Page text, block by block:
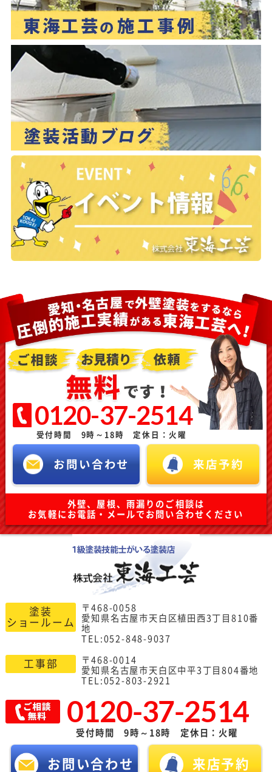
0120-37-2514
受付時間 9時～18時 定休日：火曜
お問い合わせ 来店予約
外壁、屋根、雨漏りのご相談は
お気軽にお電話・メールでお問い合わせください
塗装
ショールーム
〒468-0058
愛知県名古屋市天白区植田西3丁目810番
地
TEL:052-848-9037
工事部
〒468-0014
愛知県名古屋市天白区中平3丁目804番地
TEL:052-803-2921
0120-37-2514
受付時間 9時～18時 定休日：火曜
お問い合わせ 来店予約